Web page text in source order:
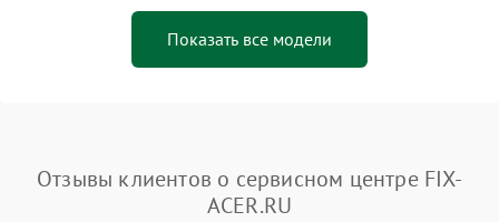
Показать все модели
Отзывы клиентов о сервисном центре FIX-
ACER.RU